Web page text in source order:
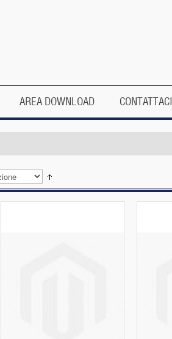
AREA DOWNLOAD CONTATTACI